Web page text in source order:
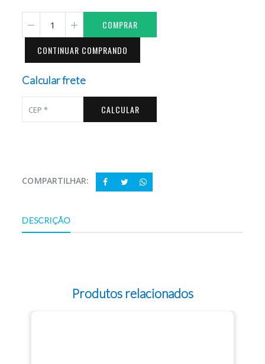
COMPRAR
CONTINUAR COMPRANDO
Calcular frete
CALCULAR
COMPARTILHAR:
DESCRIÇÃO
Produtos relacionados